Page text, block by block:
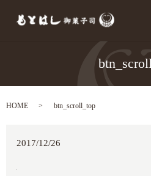
HOME btn_scroll_top
2017/12/26